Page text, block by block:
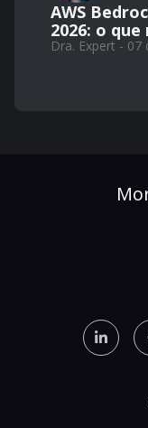
AWS
2026: o que
Dra. Expert - 07